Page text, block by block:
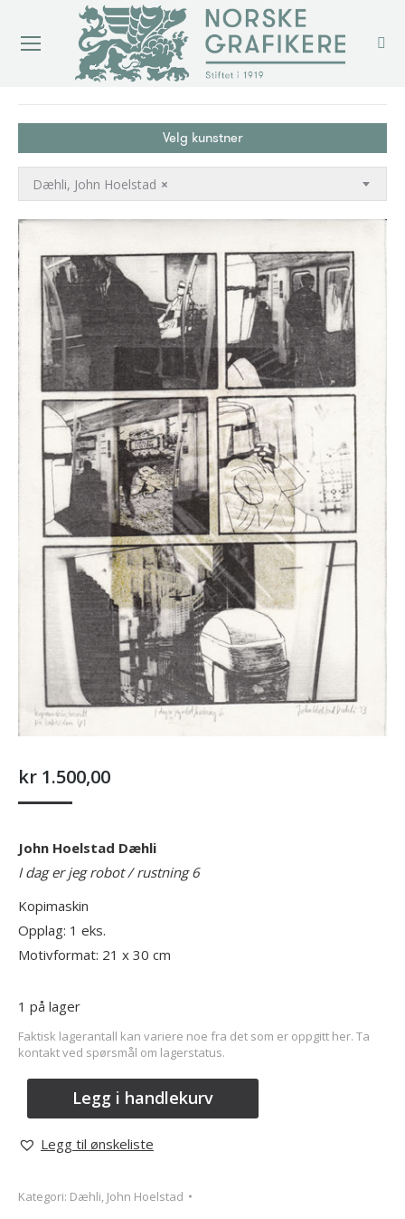
Velg kunstner
×
Dæhli, John Hoelstad
kr 1.500,00
John Hoelstad Dæhli
I dag er jeg robot / rustning 6
Kopimaskin
Opplag: 1 eks.
Motivformat: 21 x 30 cm
1 på lager
Faktisk lagerantall kan variere noe fra det som er oppgitt her. Ta
kontakt ved spørsmål om lagerstatus.
Legg i handlekurv
Legg til ønskeliste
Kategori: Dæhli, John Hoelstad